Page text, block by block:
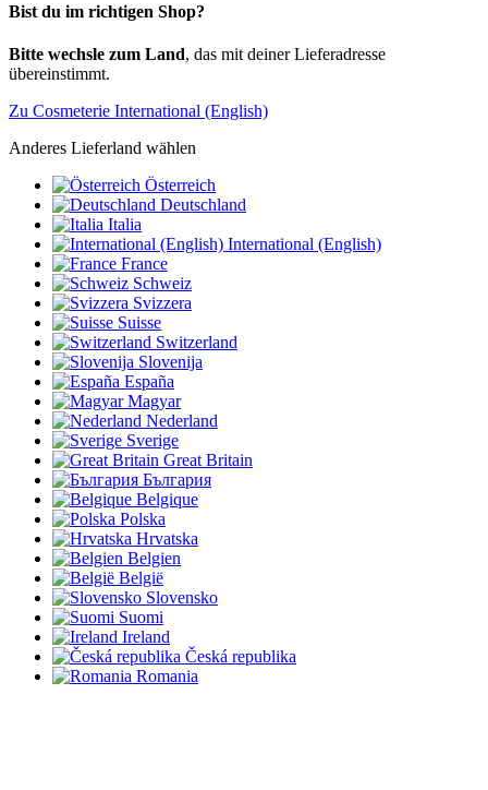
Bist du im richtigen Shop?
Bitte wechsle zum Land, das mit deiner Lieferadresse
übereinstimmt.
Zu Cosmeterie International (English)
Anderes Lieferland wählen
Österreich
Deutschland
Italia
International (English)
France
Schweiz
Svizzera
Suisse
Switzerland
Slovenija
España
Magyar
Nederland
Sverige
Great Britain
България
Belgique
Polska
Hrvatska
Belgien
België
Slovensko
Suomi
Ireland
Česká republika
Romania